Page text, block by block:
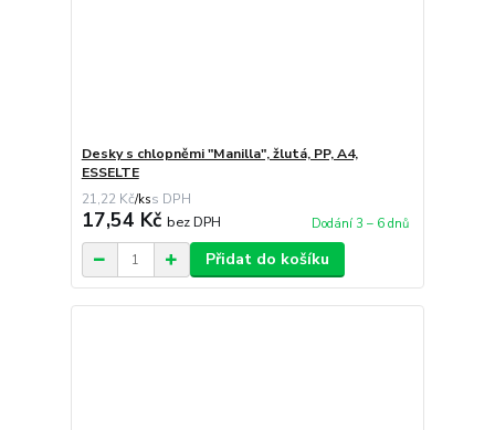
Desky s chlopněmi "Manilla", žlutá, PP, A4,
ESSELTE
21,22 Kč/ks
17,54 Kč bez DPH Dodání 3 – 6 dnů
Přidat do košíku